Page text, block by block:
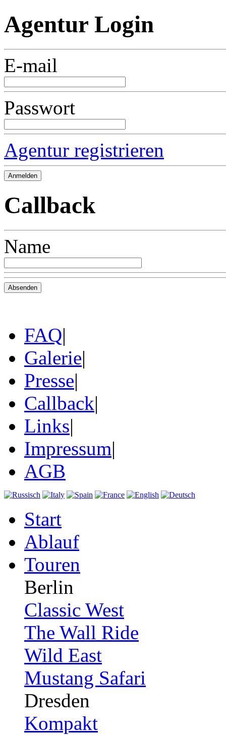
Agentur Login
E-mail
Passwort
Agentur registrieren
Callback
Name
FAQ|
Galerie|
Presse|
Callback|
Links|
Impressum|
AGB
Start
Ablauf
Touren
Berlin
Classic West
The Wall Ride
Wild East
Mustang Safari
Dresden
Kompakt